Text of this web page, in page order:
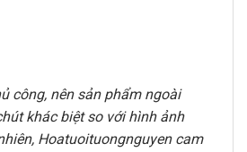
công, nên sản phẩm ngoài
khác biệt so với hình ảnh
Hoatuoituongnguyen cam